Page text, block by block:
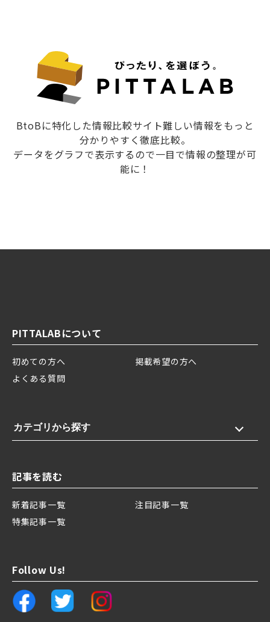
BtoBに特化した情報比較サイト難しい情報をもっと
分かりやすく徹底比較。
データをグラフで表示するので一目で情報の整理が可
能に！
PITTALABについて
初めての方へ
掲載希望の方へ
よくある質問
カテゴリから探す
記事を読む
新着記事一覧
注目記事一覧
特集記事一覧
Follow Us!